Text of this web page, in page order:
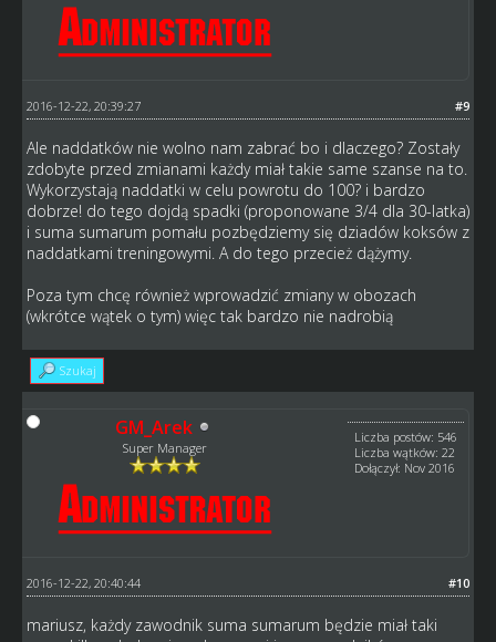
#9
2016-12-22, 20:39:27
Ale naddatków nie wolno nam zabrać bo i dlaczego? Zostały
zdobyte przed zmianami każdy miał takie same szanse na to.
Wykorzystają naddatki w celu powrotu do 100? i bardzo
dobrze! do tego dojdą spadki (proponowane 3/4 dla 30-latka)
i suma sumarum pomału pozbędziemy się dziadów koksów z
naddatkami treningowymi. A do tego przecież dążymy.
Poza tym chcę również wprowadzić zmiany w obozach
(wkrótce wątek o tym) więc tak bardzo nie nadrobią
Szukaj
GM_Arek
Super Manager
Liczba postów: 546
Liczba wątków: 22
Dołączył: Nov 2016
#10
2016-12-22, 20:40:44
mariusz, każdy zawodnik suma sumarum będzie miał taki